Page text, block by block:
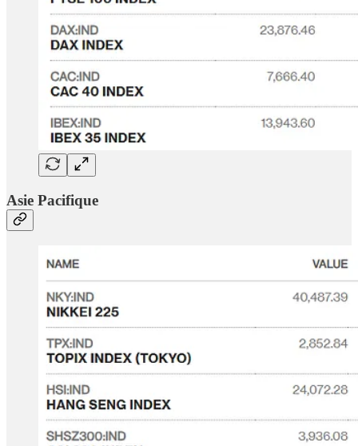
Asie Pacifique